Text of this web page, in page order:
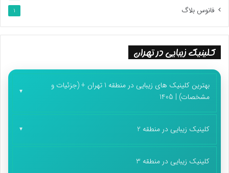
فانوس بلاگ 1
کلینیک زیبایی در تهران
بهترین کلینیک های زیبایی در منطقه 1 تهران + (جزئیات و
مشخصات) | 1405
کلینیک زیبایی در منطقه 2
کلینیک زیبایی در منطقه 3